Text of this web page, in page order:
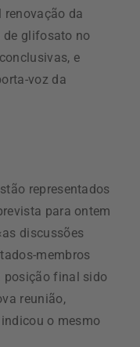
renovação da
de glifosato no
e
voz da
representados
para ontem
discussões
membros
posição final sido
reunião,
o mesmo